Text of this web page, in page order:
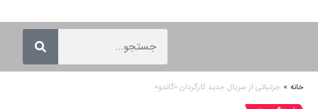
خانه » جزئیاتی از سریال جدید کارگردان «گاندو»